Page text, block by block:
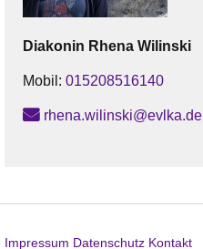
Diakonin Rhena Wilinski
Mobil: 015208516140
rhena.wilinski@evlka.de
Impressum Datenschutz Kontakt